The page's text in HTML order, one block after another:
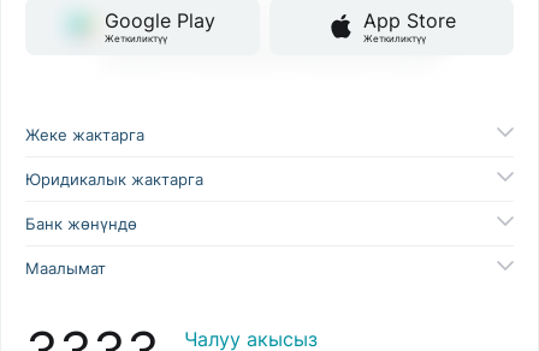
Google Play
Жеткиликтүү
App Store
Жеткиликтүү
Жеке жактарга
Юридикалык жактарга
Банк жөнүндө
Маалымат
Чалуу акысыз